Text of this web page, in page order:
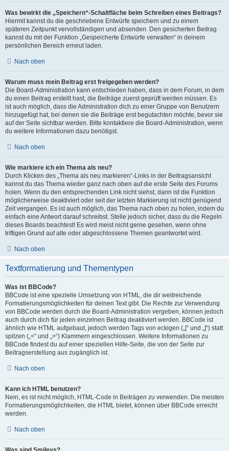
Was bewirkt die „Speichern“-Schaltfläche beim Schreiben eines Beitrags?
Hiermit kannst du die geschriebene Entwürfe speichern und zu einem
späteren Zeitpunkt vervollständigen und absenden. Den gesicherten Beitrag
kannst du mit der Funktion „Gespeicherte Entwürfe verwalten“ in deinem
persönlichen Bereich erneut laden.
Nach oben
Warum muss mein Beitrag erst freigegeben werden?
Die Board-Administration kann entschieden haben, dass in dem Forum, in dem
du einen Beitrag erstellt hast, die Beiträge zuerst geprüft werden müssen. Es
ist auch möglich, dass die Administration dich zu einer Gruppe von Benutzern
hinzugefügt hat, bei denen sie die Beiträge erst begutachten möchte, bevor sie
auf der Seite sichtbar werden. Bitte kontaktiere die Board-Administration, wenn
du weitere Informationen dazu benötigst.
Nach oben
Wie markiere ich ein Thema als neu?
Durch Klicken des „Thema als neu markieren“-Links in der Beitragsansicht
kannst du das Thema wieder ganz nach oben auf die erste Seite des Forums
holen. Wenn du den entsprechenden Link nicht siehst, dann ist die Funktion
möglicherweise deaktiviert oder seit der letzten Markierung ist nicht genügend
Zeit vergangen. Es ist auch möglich, das Thema nach oben zu holen, indem du
einfach eine Antwort darauf schreibst. Stelle jedoch sicher, dass du die Regeln
dieses Boards beachtest! Es wird meist nicht gerne gesehen, wenn ohne
triftigen Grund auf alte oder abgeschlossene Themen geantwortet wird.
Nach oben
Textformatierung und Thementypen
Was ist BBCode?
BBCode ist eine spezielle Umsetzung von HTML, die dir weitreichende
Formatierungsmöglichkeiten für deinen Text gibt. Die Rechte zur Verwendung
von BBCode werden durch die Board-Administration vergeben, können jedoch
auch durch dich für jeden einzelnen Beitrag deaktiviert werden. BBCode ist
ähnlich wie HTML aufgebaut, jedoch werden Tags von eckigen („[“ und „]“) statt
spitzen („<“ und „>“) Klammern eingeschlossen. Weitere Informationen zu
BBCode findest du auf einer speziellen Hilfe-Seite, die von der Seite zur
Beitragserstellung aus zugänglich ist.
Nach oben
Kann ich HTML benutzen?
Nein, es ist nicht möglich, HTML-Code in Beiträgen zu verwenden. Die meisten
Formatierungsmöglichkeiten, die HTML bietet, können über BBCode erreicht
werden.
Nach oben